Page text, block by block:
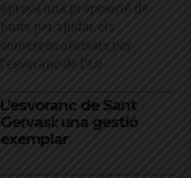
aprova una proposició de
Junts per ajudar els
comerços afectats per
l'esvoranc de l'L9
L’esvoranc de Sant
Gervasi: una gestió
exemplar